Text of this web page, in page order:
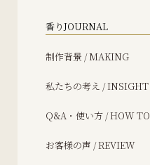
香りJOURNAL
制作背景 / MAKING
私たちの考え / INSIGHT
Q&A・使い方 / HOW TO
お客様の声 / REVIEW